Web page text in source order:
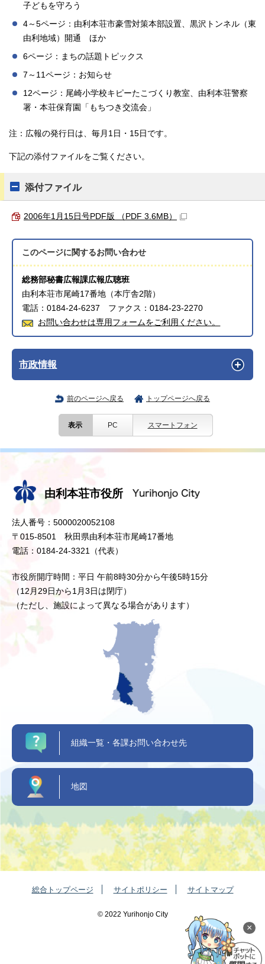
子どもを守ろう
4～5ページ：由利本荘市豪雪対策本部設置、黒沢トンネル（東
由利地域）開通 ほか
6ページ：まちの話題トピックス
7～11ページ：お知らせ
12ページ：尾崎小学校キピーたこづくり教室、由利本荘警察
署・本荘保育園「もちつき交流会」
注：広報の発行日は、毎月1日・15日です。
下記の添付ファイルをご覧ください。
添付ファイル
2006年1月15日号PDF版 （PDF 3.6MB）
このページに関するお問い合わせ
総務部秘書広報課広報広聴班
由利本荘市尾崎17番地（本庁舎2階）
電話：0184-24-6237 ファクス：0184-23-2270
お問い合わせは専用フォームをご利用ください。
市政情報
前のページへ戻る トップページへ戻る
表示 PC スマートフォン
×
由利本荘市役所
法人番号：5000020052108
〒015-8501 秋田県由利本荘市尾崎17番地
電話：0184-24-3321（代表）
市役所開庁時間：平日 午前8時30分から午後5時15分
（12月29日から1月3日は閉庁）
（ただし、施設によって異なる場合があります）
組織一覧・各課お問い合わせ先
地図
総合トップページ サイトポリシー サイトマップ
©️ 2022 Yurihonjo City